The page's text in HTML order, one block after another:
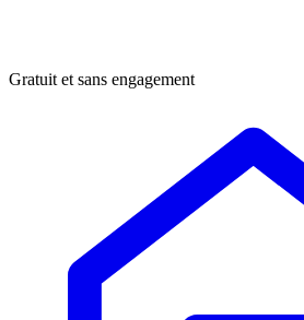
Gratuit et sans engagement